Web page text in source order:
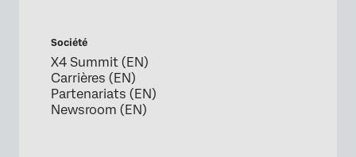
Société
X4 Summit (EN)
Carrières (EN)
Partenariats (EN)
Newsroom (EN)